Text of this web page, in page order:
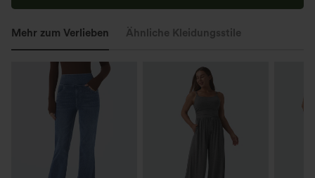
Mehr zum Verlieben Ähnliche Kleidungsstile